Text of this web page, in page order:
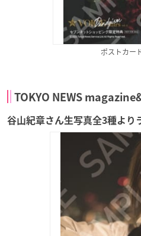
ポストカー
TOKYO NEWS
谷山紀章さん生写真全3種より